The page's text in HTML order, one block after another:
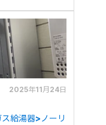
2025年11月24日
給湯器>ノーリ